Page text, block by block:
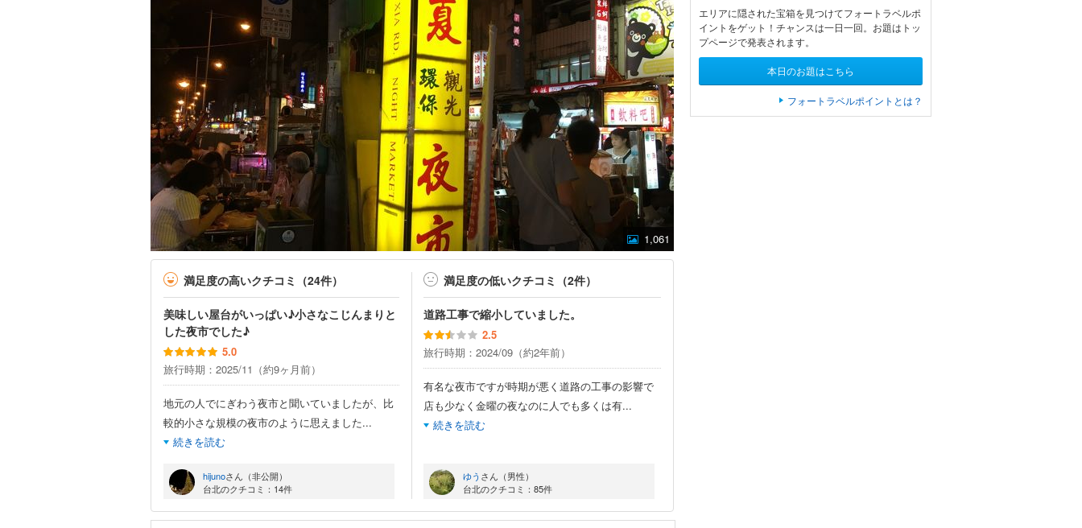
1,061
満足度の高いクチコミ（24件）
美味しい屋台がいっぱい♪小さなこじんまりと
した夜市でした♪
5.0
旅行時期：2025/11（約9ヶ月前）
地元の人でにぎわう夜市と聞いていましたが、比
較的小さな規模の夜市のように思えました...
続きを読む
hijunoさん（非公開）
台北のクチコミ：14件
満足度の低いクチコミ（2件）
道路工事で縮小していました。
2.5
旅行時期：2024/09（約2年前）
有名な夜市ですが時期が悪く道路の工事の影響で
店も少なく金曜の夜なのに人でも多くは有...
続きを読む
ゆう さん（男性）
台北のクチコミ：85件
エリアに隠された宝箱を見つけてフォートラベルポ
イントをゲット！チャンスは一日一回。お題はトッ
プページで発表されます。
本日のお題はこちら
フォートラベルポイントとは？